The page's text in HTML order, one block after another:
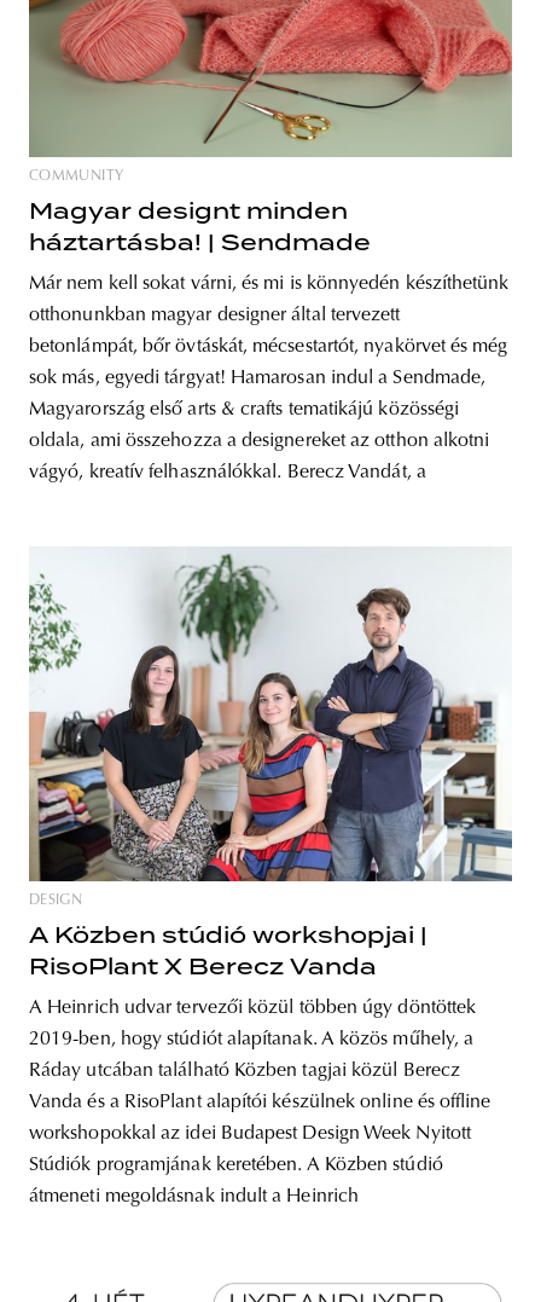
COMMUNITY
Magyar designt minden
háztartásba! | Sendmade
Már nem kell sokat várni, és mi is könnyedén készíthetünk
otthonunkban magyar designer által tervezett
betonlámpát, bőr övtáskát, mécsestartót, nyakörvet és még
sok más, egyedi tárgyat! Hamarosan indul a Sendmade,
Magyarország első arts & crafts tematikájú közösségi
oldala, ami összehozza a designereket az otthon alkotni
vágyó, kreatív felhasználókkal. Berecz Vandát, a
DESIGN
A Közben stúdió workshopjai |
RisoPlant X Berecz Vanda
A Heinrich udvar tervezői közül többen úgy döntöttek
2019-ben, hogy stúdiót alapítanak. A közös műhely, a
Ráday utcában található Közben tagjai közül Berecz
Vanda és a RisoPlant alapítói készülnek online és offline
workshopokkal az idei Budapest Design Week Nyitott
Stúdiók programjának keretében. A Közben stúdió
átmeneti megoldásnak indult a Heinrich